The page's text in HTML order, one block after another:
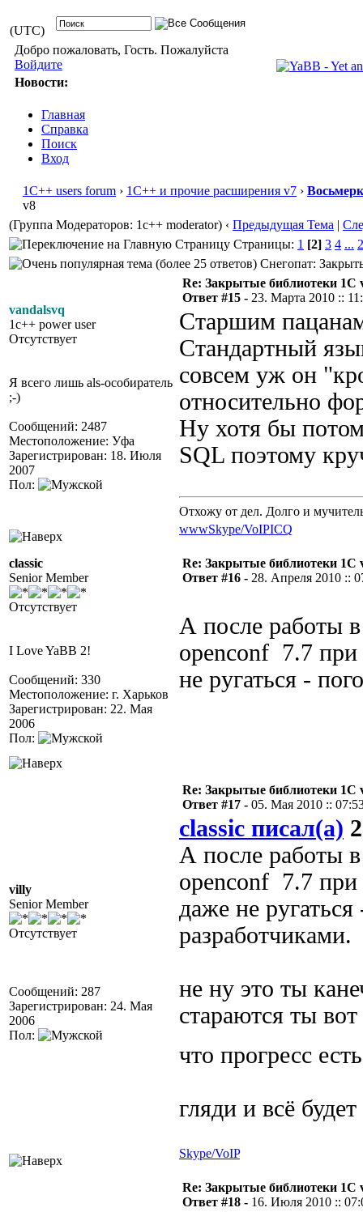
(UTC)
Добро пожаловать, Гость. Пожалуйста
Войдите
Новости:
Главная
Справка
Поиск
Вход
1С++ users forum › 1С++ и прочие расширения v7 ›
v8
(Группа Модераторов: 1c++ moderator) ‹ Предыдущая Тема |
Страницы: 1 [2] 3 4 ...
Снегопат:
vandalsvq
1c++ power user
Отсутствует
Я всего лишь als-особиратель
;-)
Сообщений: 2487
Местоположение: Уфа
Зарегистрирован: 18. Июля
2007
Пол:
Re: Закрытые библиотеки 1С
Ответ #15 - 23. Марта 2010 ::
Старшим
Стандартный
совсем уж он
относительно
Ну хотя бы
SQL поэтому
Отхожу от дел. Долго и
wwwSkype/VoIPICQ
classic
Senior Member
Отсутствует
I Love YaBB 2!
Сообщений: 330
Местоположение: г. Харьков
Зарегистрирован: 22. Мая
2006
Пол:
Re: Закрытые библиотеки 1С
Ответ #16 - 28. Апреля 2010 ::
А после работы
openconf 7.7 при
не ругаться -
villy
Senior Member
Отсутствует
Сообщений: 287
Зарегистрирован: 24. Мая
2006
Пол:
Re: Закрытые библиотеки 1С
Ответ #17 - 05. Мая 2010 ::
classic писал(а)
А после работы
openconf 7.7 при
даже не
разработчиками.
не ну это ты
стараются ты
что прогресс
гляди и всё
Skype/VoIP
Re: Закрытые библиотеки 1С
Ответ #18 - 16. Июля 2010 ::